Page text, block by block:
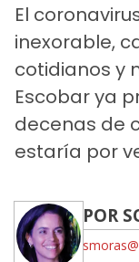
El
inexorable,
cotidianos y
Escobar ya
decenas de
estaría por
POR